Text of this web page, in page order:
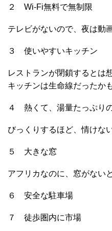
２ Wi-Fi無料で無制限
テレビがないので、夜は動
３ 使いやすいキッチン
レストランが閉鎖するとは
キッチンは生命線だったかも
４ 熱くて、湯量たっぷり
びっくりするほど、情けな
５ 大きな窓
アフリカなのに、窓がない
６ 安全な駐車場
７ 徒歩圏内に市場